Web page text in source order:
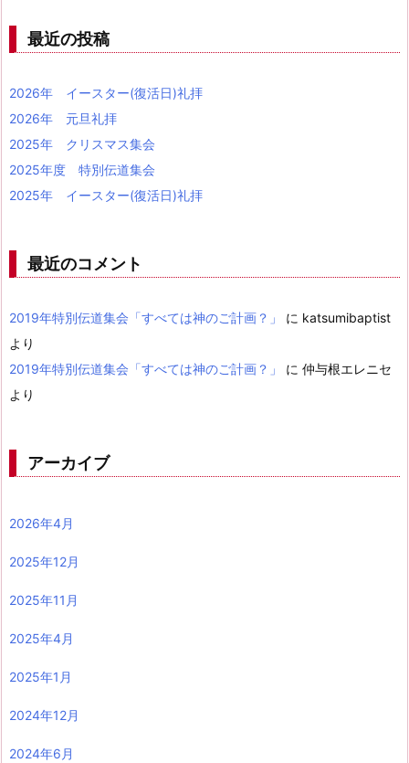
最近の投稿
2026年 イースター(復活日)礼拝
2026年 元旦礼拝
2025年 クリスマス集会
2025年度 特別伝道集会
2025年 イースター(復活日)礼拝
最近のコメント
2019年特別伝道集会「すべては神のご計画？」 に katsumibaptist
より
2019年特別伝道集会「すべては神のご計画？」
に 仲与根エレニセ
より
アーカイブ
2026年4月
2025年12月
2025年11月
2025年4月
2025年1月
2024年12月
2024年6月